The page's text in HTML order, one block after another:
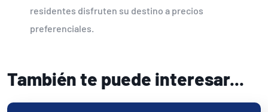
residentes disfruten su destino a precios
preferenciales.
También te puede interesar...